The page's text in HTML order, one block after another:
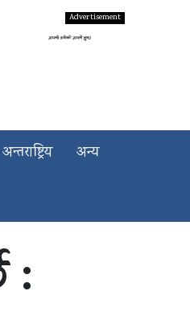
अन्तराष्ट्रिय अन्य
: